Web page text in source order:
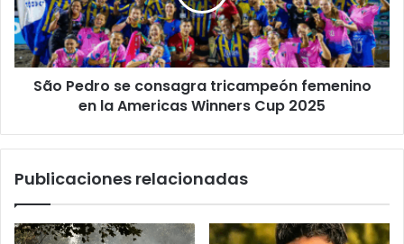
femenino
en
la
Americas
Winners
São Pedro se consagra tricampeón femenino
en la Americas Winners Cup 2025
Publicaciones relacionadas